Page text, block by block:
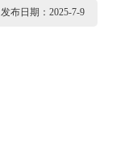
发布日期：2025-7-9